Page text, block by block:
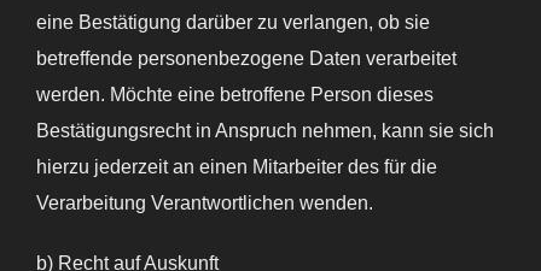
eine Bestätigung darüber zu verlangen, ob sie
betreffende personenbezogene Daten verarbeitet
werden. Möchte eine betroffene Person dieses
Bestätigungsrecht in Anspruch nehmen, kann sie sich
hierzu jederzeit an einen Mitarbeiter des für die
Verarbeitung Verantwortlichen wenden.
b) Recht auf Auskunft